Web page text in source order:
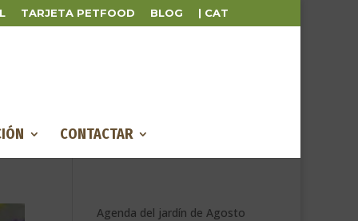
TARJETA PETFOOD BLOG | CAT
CONTACTAR
Agenda del jardín de Agosto